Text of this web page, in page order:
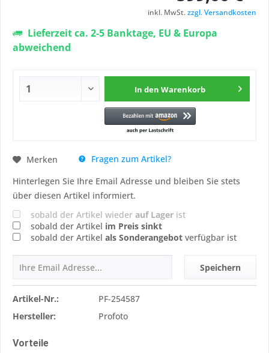
inkl. MwSt.zzgl. Versandkosten
Lieferzeit ca. 2-5 Banktage, EU & Europa
abweichend
In den Warenkorb
Merken
Fragen zum Artikel?
Hinterlegen Sie Ihre Email Adresse und bleiben Sie stets
über diesen Artikel informiert.
sobald der Artikel wieder auf Lager ist
sobald der Artikel im Preis sinkt
sobald der Artikel als Sonderangebot verfügbar ist
Speichern
Artikel-Nr.:
PF-254587
Hersteller:
Profoto
Vorteile